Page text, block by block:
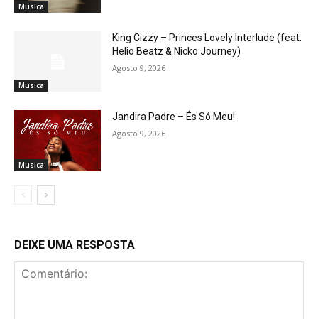
Musica
Musica
King Cizzy – Princes Lovely Interlude (feat.
Helio Beatz & Nicko Journey)
Agosto 9, 2026
Musica
Jandira Padre – És Só Meu!
Agosto 9, 2026
DEIXE UMA RESPOSTA